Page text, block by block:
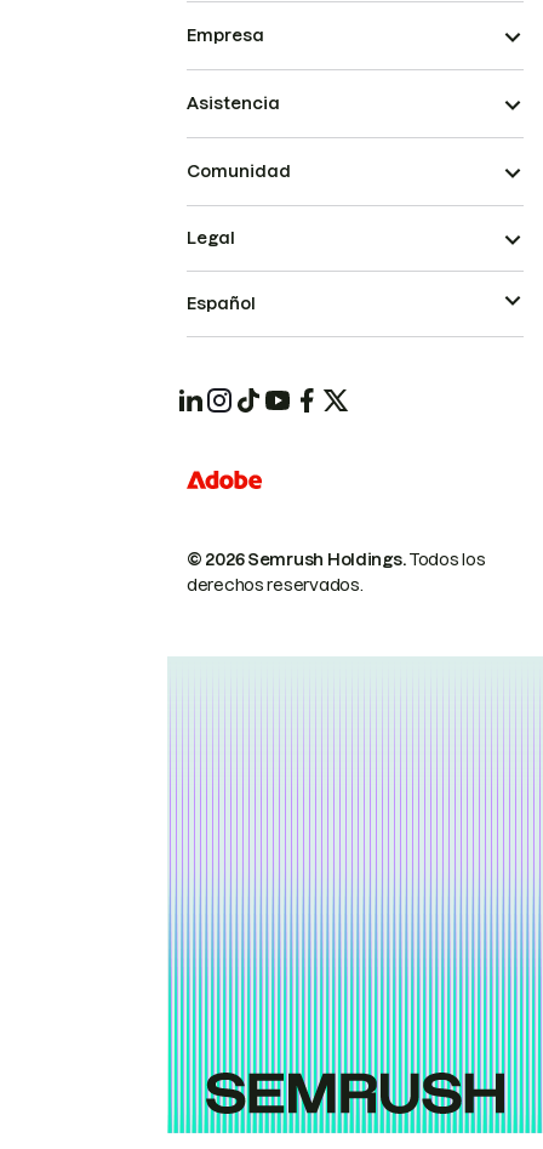
Empresa
Asistencia
Comunidad
© 2026 Semrush Holdings.Todos los
derechos reservados.
Legal
Español